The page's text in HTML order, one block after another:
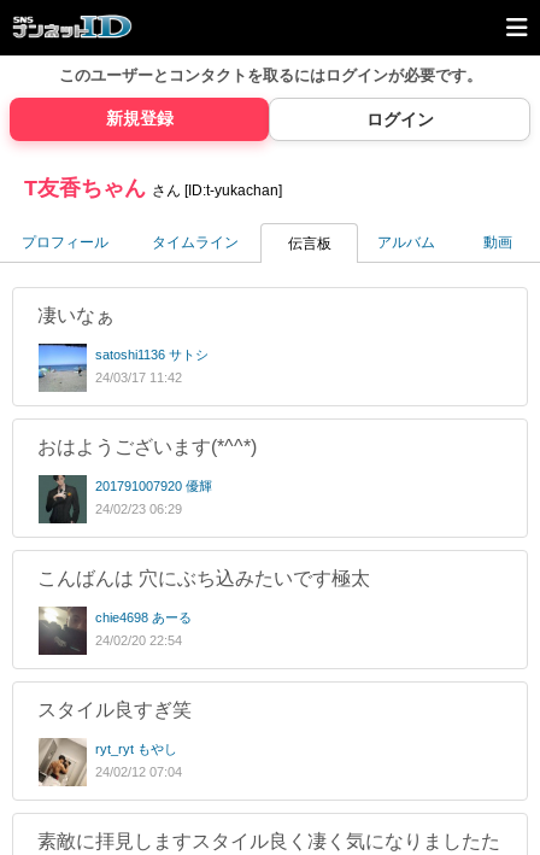
このユーザーとコンタクトを取るにはログインが必要です。
新規登録 ログイン
T友香ちゃん さん [ID:t-yukachan]
プロフィール タイムライン 伝言板 アルバム 動画
凄いなぁ
satoshi1136 サトシ
24/03/17 11:42
おはようございます(*^^*)
201791007920 優輝
24/02/23 06:29
こんばんは 穴にぶち込みたいです極太
chie4698 あーる
24/02/20 22:54
スタイル良すぎ笑
ryt_ryt もやし
24/02/12 07:04
素敵に拝見しますスタイル良く凄く気になりましたた